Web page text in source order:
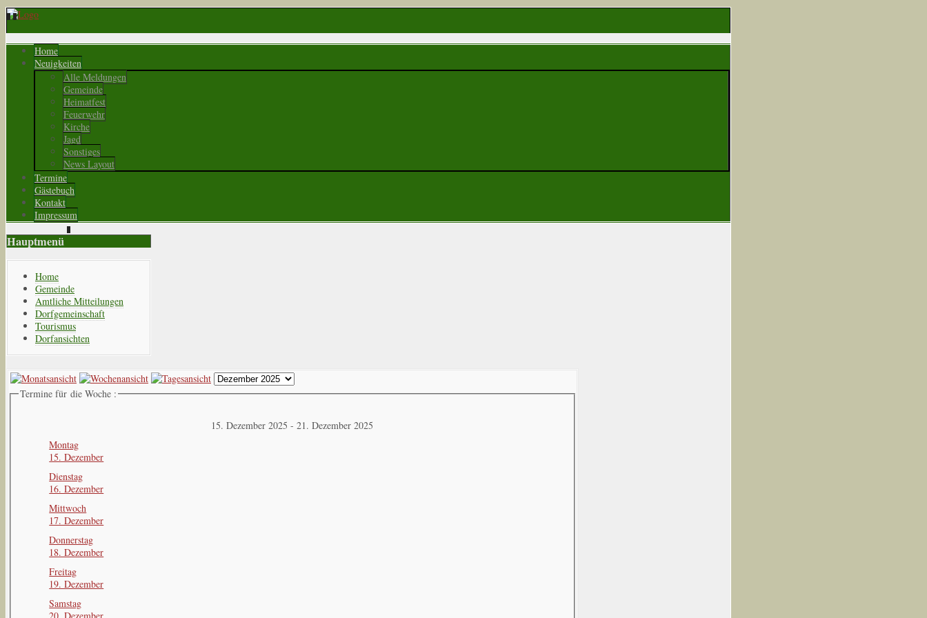
Home
Neuigkeiten
Alle Meldungen
Gemeinde
Heimatfest
Feuerwehr
Kirche
Jagd
Sonstiges
News Layout
Termine
Gästebuch
Kontakt
Impressum
Hauptmenü
Home
Gemeinde
Amtliche Mitteilungen
Dorfgemeinschaft
Tourismus
Dorfansichten
Termine für die Woche :
15. Dezember 2025 - 21. Dezember 2025
Montag
15. Dezember
Dienstag
16. Dezember
Mittwoch
17. Dezember
Donnerstag
18. Dezember
Freitag
19. Dezember
Samstag
20. Dezember